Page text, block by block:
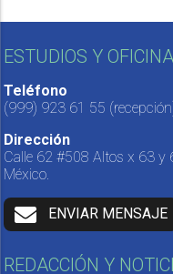
ESTUDIOS Y
Teléfono
(999) 923 61 55
Dirección
Calle 62 #508 Altos x 63 y
México.
ENVIAR MENSAJE
REDACCIÓN Y